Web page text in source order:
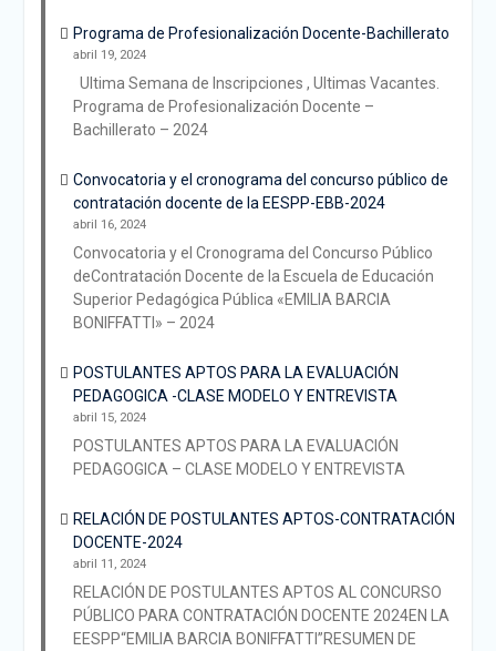
Programa de Profesionalización Docente-Bachillerato
abril 19, 2024
Ultima Semana de Inscripciones , Ultimas Vacantes.
Programa de Profesionalización Docente –
Bachillerato – 2024
Convocatoria y el cronograma del concurso público de
contratación docente de la EESPP-EBB-2024
abril 16, 2024
Convocatoria y el Cronograma del Concurso Público
deContratación Docente de la Escuela de Educación
Superior Pedagógica Pública «EMILIA BARCIA
BONIFFATTI» – 2024
POSTULANTES APTOS PARA LA EVALUACIÓN
PEDAGOGICA -CLASE MODELO Y ENTREVISTA
abril 15, 2024
POSTULANTES APTOS PARA LA EVALUACIÓN
PEDAGOGICA – CLASE MODELO Y ENTREVISTA
RELACIÓN DE POSTULANTES APTOS-CONTRATACIÓN
DOCENTE-2024
abril 11, 2024
RELACIÓN DE POSTULANTES APTOS AL CONCURSO
PÚBLICO PARA CONTRATACIÓN DOCENTE 2024EN LA
EESPP“EMILIA BARCIA BONIFFATTI”RESUMEN DE